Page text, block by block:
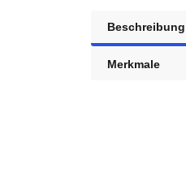
Beschreibung
Merkmale